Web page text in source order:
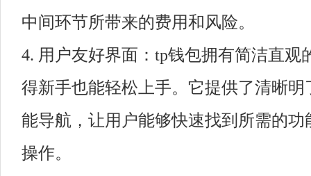
中间环节所带来的费用和风险。
4. 用户友好界面：tp钱包拥有简洁直观
得新手也能轻松上手。它提供了清晰明
能导航，让用户能够快速找到所需的功
操作。